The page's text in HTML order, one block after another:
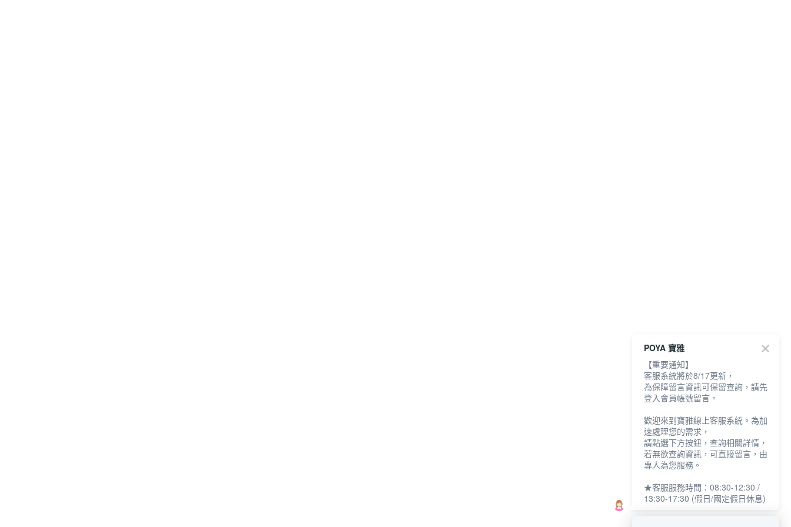
POYA 寶雅
【重要通知】
客服系統將於8/17更新，
為保障留言資訊可保留查詢，請先
登入會員帳號留言。
歡迎來到寶雅線上客服系統。為加
速處理您的需求，
請點選下方按鈕，查詢相關詳情，
若無欲查詢資訊，可直接留言，由
專人為您服務。
★客服服務時間：08:30-12:30 /
13:30-17:30 (假日/國定假日休息)